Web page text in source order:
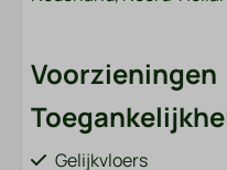
Voorzieningen
Gelijkvloers